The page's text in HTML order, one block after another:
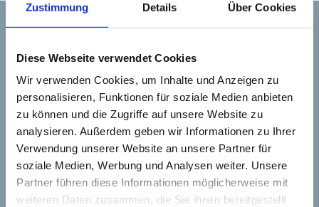
Zustimmung Details Über Cookies
Diese Webseite verwendet Cookies
Wir verwenden Cookies, um Inhalte und Anzeigen zu
personalisieren, Funktionen für soziale Medien anbieten
zu können und die Zugriffe auf unsere Website zu
analysieren. Außerdem geben wir Informationen zu Ihrer
Verwendung unserer Website an unsere Partner für
soziale Medien, Werbung und Analysen weiter. Unsere
Partner führen diese Informationen möglicherweise mit
weiteren Daten zusammen, die Sie ihnen bereitgestellt